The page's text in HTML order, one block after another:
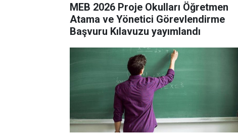
MEB 2026 Proje Okulları Öğretmen
Atama ve Yönetici Görevlendirme
Başvuru Kılavuzu yayımlandı